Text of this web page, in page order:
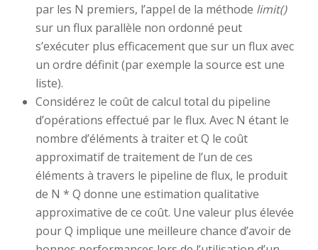
par les N premiers, l’appel de la méthode limit()
sur un flux parallèle non ordonné peut
s’exécuter plus efficacement que sur un flux avec
un ordre définit (par exemple la source est une
liste).
Considérez le coût de calcul total du pipeline
d’opérations effectué par le flux. Avec N étant le
nombre d’éléments à traiter et Q le coût
approximatif de traitement de l’un de ces
éléments à travers le pipeline de flux, le produit
de N * Q donne une estimation qualitative
approximative de ce coût. Une valeur plus élevée
pour Q implique une meilleure chance d’avoir de